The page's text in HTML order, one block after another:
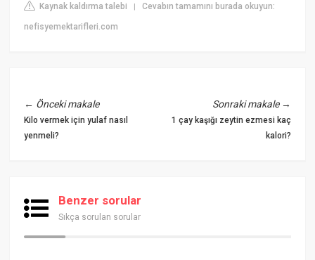
Kaynak kaldırma talebi |Cevabın tamamını burada okuyun:
nefisyemektarifleri.com
← Önceki makale
Kilo vermek için yulaf nasıl
yenmeli?
Sonraki makale→
1 çay kaşığı zeytin ezmesi kaç
kalori?
Benzer sorular
Sıkça sorulan sorular